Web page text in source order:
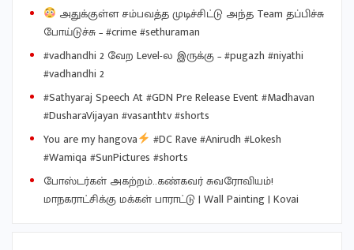
அதுக்குள்ள சம்பவத்த முடிச்சிட்டு அந்த Team தப்பிச்சு
போய்டுச்சு – #crime #sethuraman
#vadhandhi 2 வேற Level-ல இருக்கு – #pugazh #niyathi
#vadhandhi 2
#Sathyaraj Speech At #GDN Pre Release Event #Madhavan
#DusharaVijayan #vasanthtv #shorts
You are my hangova
#DC Rave #Anirudh #Lokesh
#Wamiqa #SunPictures #shorts
போஸ்டர்கள் அகற்றம்..கண்கவர் சுவரோவியம்!
மாநகராட்சிக்கு மக்கள் பாராட்டு | Wall Painting | Kovai